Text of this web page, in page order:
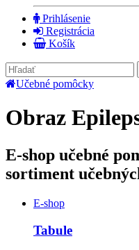
Prihlásenie
Registrácia
Košík
Učebné pomôcky
Obraz
E-shop učebné
sortiment
E-shop
Tabule